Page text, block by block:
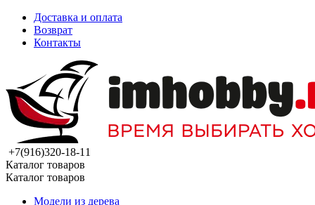
Доставка и оплата
Возврат
Контакты
+7(916)320-18-11
Каталог товаров
Каталог товаров
Модели из дерева